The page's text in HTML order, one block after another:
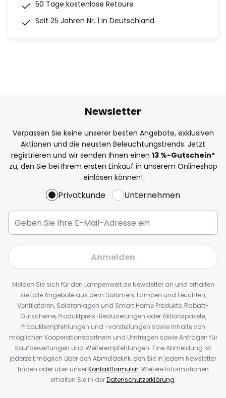
50 Tage kostenlose Retoure
Seit 25 Jahren Nr. 1 in Deutschland
Newsletter
Verpassen Sie keine unserer besten Angebote, exklusiven
Aktionen und die neusten Beleuchtungstrends. Jetzt
registrieren und wir senden Ihnen einen 13 %-Gutschein*
zu, den Sie bei Ihrem ersten Einkauf in unserem Onlineshop
einlösen können!
Privatkunde Unternehmen
Anmelden
Melden Sie sich für den Lampenwelt.de Newsletter an und erhalten
sie tolle Angebote aus dem Sortiment Lampen und Leuchten,
Ventilatoren, Solaranlagen und Smart Home Produkte, Rabatt-
Gutscheine, Produktpreis-Reduzierungen oder Aktionspakete,
Produktempfehlungen und -vorstellungen sowie Inhalte von
möglichen Kooperationspartnern und Umfragen sowie Anfragen für
Kaufbewertungen und Weiterempfehlungen. Eine Abmeldung ist
jederzeit möglich über den Abmeldelink, den Sie in jedem Newsletter
finden oder über unserKontaktformular. Weitere Informationen
erhalten Sie in derDatenschutzerklärung.